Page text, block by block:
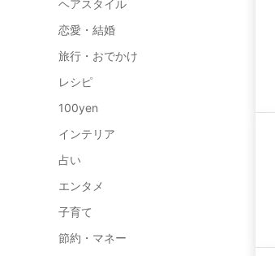
ヘアスタイル
恋愛・結婚
旅行・おでかけ
レシピ
100yen
インテリア
占い
エンタメ
子育て
節約・マネー